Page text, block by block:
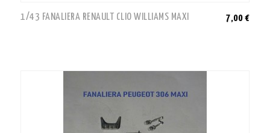
1/43 FANALIERA RENAULT CLIO WILLIAMS MAXI 7,00 €